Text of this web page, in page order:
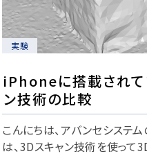
実験
iPhoneに搭載されて
ン技術の比較
こんにちは、アバンセシステ
は、3Dスキャン技術を使って